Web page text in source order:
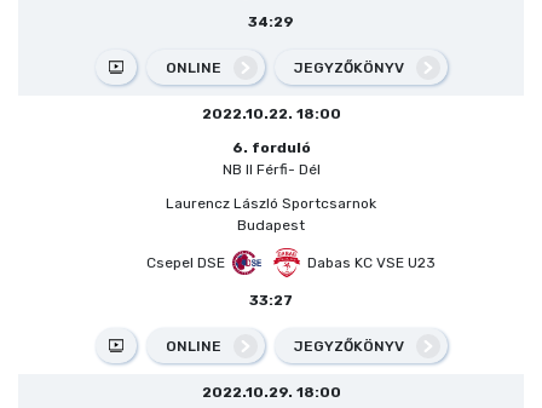
34:29
ONLINE JEGYZŐKÖNYV
2022.10.22. 18:00
6. forduló
NB II Férfi- Dél
Laurencz László Sportcsarnok
Budapest
Csepel DSE Dabas KC VSE U23
33:27
ONLINE JEGYZŐKÖNYV
2022.10.29. 18:00